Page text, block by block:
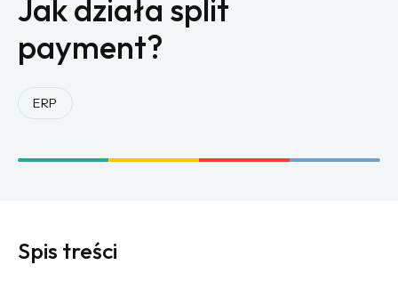
ERP
Jak działa split
payment?
Spis treści